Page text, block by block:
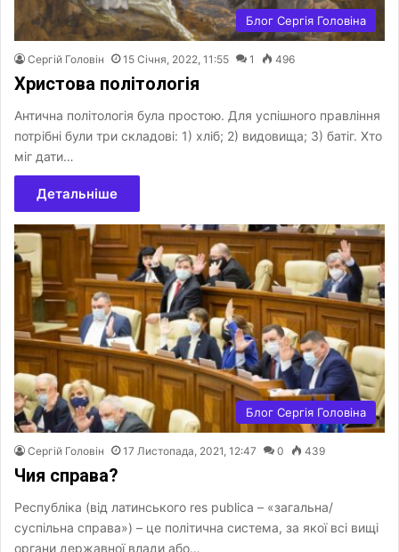
Блог Сергія Головіна
Сергій Головін 15 Січня, 2022, 11:55 1 496
Христова політологія
Антична політологія була простою. Для успішного правління
потрібні були три складові: 1) хліб; 2) видовища; 3) батіг. Хто
міг дати…
Детальніше
Блог Сергія Головіна
Сергій Головін 17 Листопада, 2021, 12:47 0 439
Чия справа?
Республіка (від латинського res publica – «загальна/
суспільна справа») – це політична система, за якої всі вищі
органи державної влади або…